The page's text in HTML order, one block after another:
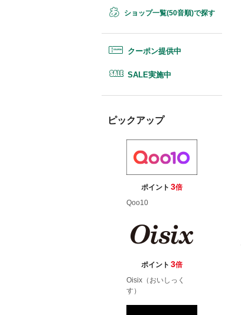
ショップ一覧(50音順)で探す
クーポン提供中
SALE実施中
ピックアップ
ポイント 3倍
Qoo10
ポイント 3倍
Oisix（おいしっく
す）